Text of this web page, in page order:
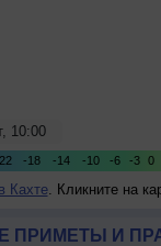
Кахте. Кликните на
ПРИМЕТЫ И